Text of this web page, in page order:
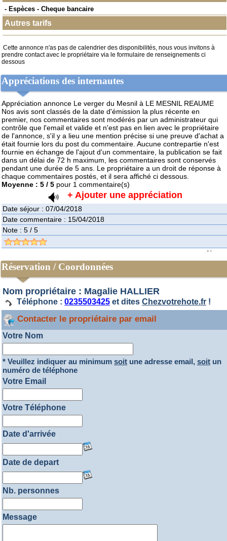
- Espèces - Cheque bancaire
Autres tarifs
Cette annonce n'as pas de calendrier des disponibilités, nous vous invitons à
prendre contact avec le propriétaire via le formulaire de renseignements ci
dessous
Appréciations des internautes
Appréciation annonce Le verger du Mesnil à LE MESNIL REAUME
Nos avis sont classés de la date d'émission la plus récente en
premier, nos commentaires sont modérés par un administrateur qui
contrôle que l'email et valide et n'est pas en lien avec le propriétaire
de l'annonce, s'il y a lieu une mention précise si une preuve d'achat a
était fournie lors du post du commentaire. Aucune contrepartie n'est
fournie en échange de l'ajout d'un commentaire, la publication se fait
dans un délai de 72 h maximum, les commentaires sont conservés
pendant une durée de 5 ans. Le propriétaire a un droit de réponse à
chaque commentaires postés, et il sera affiché ci dessous.
Moyenne : 5 / 5 pour 1 commentaire(s)
+ Ajouter une appréciation
Date séjour : 07/04/2018
Date commentaire : 15/04/2018
Note : 5 / 5
Nom
Par Sophie
accueil - propreté - service - ambiance - petit déjeuner
Nous avons passé un séjour reposant avec des hôtes à l'écoute et qui n'hésitent
pas à nous conseiller pour le choix des visites mais aussi des restaurants. Les
chambres d'hôtes sont décorées et meublées avec gout, tout est réuni pour
passer un séjour agréable et se ressourcer. Nous avons passé un agréable
séjour avec notre petit fils, nous recommandons vivement !
Réservation / Coordonnées
Nom propriétaire : Magalie HALLIER
Téléphone : 0235503425 et dites Chezvotrehote.fr !
Contacter le propriétaire par email
Votre Nom
* Veuillez indiquer au minimum soit une adresse email, soit un
numéro de téléphone
Votre Email
Votre Téléphone
Date d'arrivée
Date de depart
Nb. personnes
Message